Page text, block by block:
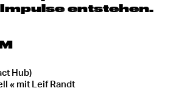
entstehen.
Hub)
« mit Leif Randt